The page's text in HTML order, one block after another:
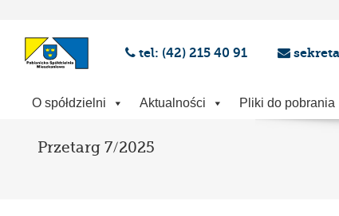
tel: (42) 215 40 91
O spółdzielni Aktualności Pliki do pobrania
Przetarg 7/2025